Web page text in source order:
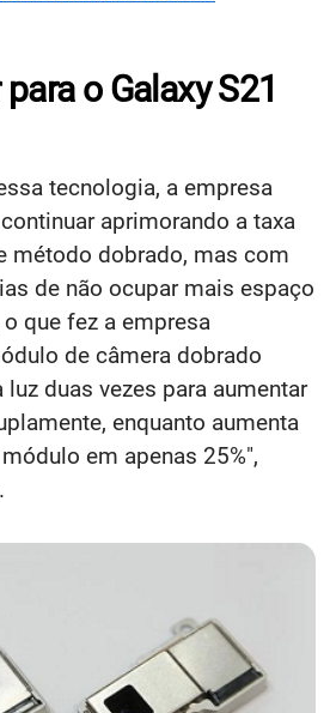
o Galaxy S21
tecnologia, a empresa
aprimorando a taxa
método dobrado, mas com
de não ocupar mais espaço
que fez a empresa
de câmera dobrado
duas vezes para aumentar
enquanto aumenta
em apenas 25%",